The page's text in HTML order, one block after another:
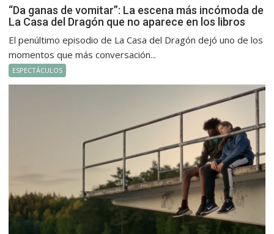
“Da ganas de vomitar”: La escena más incómoda de
La Casa del Dragón que no aparece en los libros
El penúltimo episodio de La Casa del Dragón dejó uno de los
momentos que más conversación...
ESPECTÁCULOS